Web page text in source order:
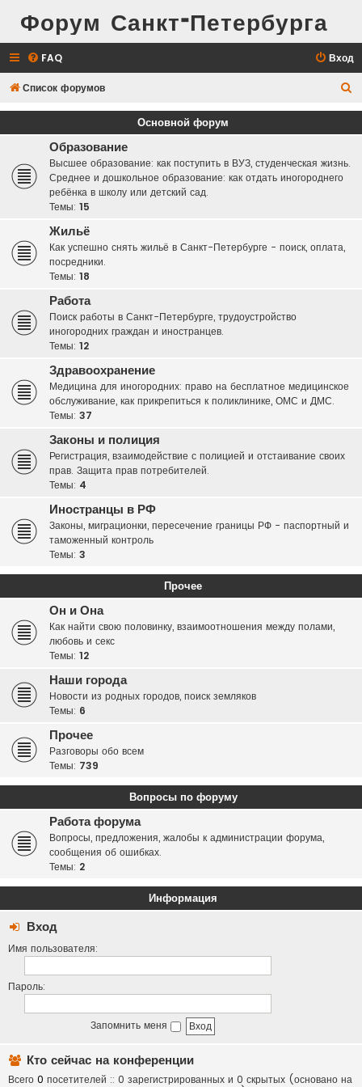
Форум Санкт-Петербурга
FAQ Вход
Список форумов
о
Основной форум
Образование
Высшее образование: как поступить в ВУЗ, студенческая жизнь.
Среднее и дошкольное образование: как отдать иногороднего
ребёнка в школу или детский сад.
Темы: 15
Жильё
Как успешно снять жильё в Санкт-Петербурге - поиск, оплата,
посредники.
Темы: 18
Работа
Поиск работы в Санкт-Петербурге, трудоустройство
иногородних граждан и иностранцев.
Темы: 12
Здравоохранение
Медицина для иногородних: право на бесплатное медицинское
обслуживание, как прикрепиться к поликлинике, ОМС и ДМС.
Темы: 37
Законы и полиция
Регистрация, взаимодействие с полицией и отстаивание своих
прав. Защита прав потребителей.
Темы: 4
Иностранцы в РФ
Законы, миграционки, пересечение границы РФ - паспортный и
таможенный контроль
Темы: 3
Прочее
Он и Она
Как найти свою половинку, взаимоотношения между полами,
любовь и секс
Темы: 12
Наши города
Новости из родных городов, поиск земляков
Темы: 6
Прочее
Разговоры обо всем
Темы: 739
Вопросы по форуму
Работа форума
Вопросы, предложения, жалобы к администрации форума,
сообщения об ошибках.
Темы: 2
Информация
Вход
Имя пользователя:
Пароль:
Запомнить меня
Кто сейчас на конференции
Всего 0 посетителей :: 0 зарегистрированных и 0 скрытых (основано на